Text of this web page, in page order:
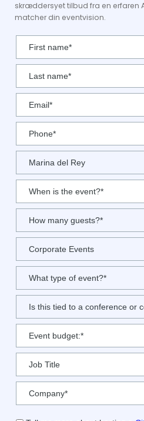
skræddersyet tilbud fra en erfaren
matcher din eventvision.